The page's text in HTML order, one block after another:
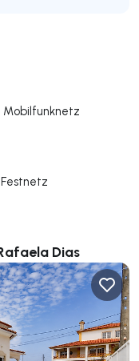
Dias